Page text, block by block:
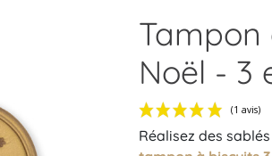
Tampon
Noël - 3
Réalisez des